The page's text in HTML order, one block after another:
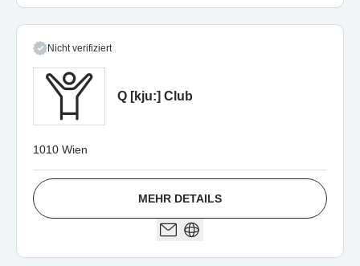
Nicht verifiziert
Q [kju:] Club
1010 Wien
MEHR DETAILS